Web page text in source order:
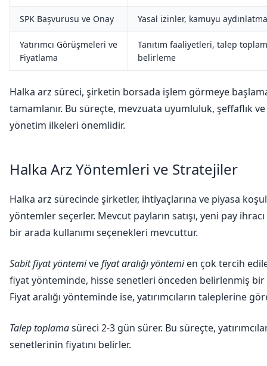
SPK Başvurusu ve Onay Yasal izinler, kamuyu
Yatırımcı Görüşmeleri ve
Fiyatlama
Tanıtım faaliyetleri, talep
belirleme
Halka arz süreci, şirketin borsada işlem görmeye
tamamlanır. Bu süreçte, mevzuata uyumluluk, şeffaflık
yönetim ilkeleri önemlidir.
Halka Arz Yöntemleri ve Stratejiler
Halka arz sürecinde şirketler, ihtiyaçlarına ve piyasa
yöntemler seçerler. Mevcut payların satışı, yeni pay
bir arada kullanımı seçenekleri mevcuttur.
Sabit fiyat yöntemivefiyat aralığı yöntemien çok tercih
fiyat yönteminde, hisse senetleri önceden belirlenmiş bir
Fiyat aralığı yönteminde ise, yatırımcıların taleplerine
Talep toplamasüreci 2-3 gün sürer. Bu süreçte,
senetlerinin fiyatını belirler.